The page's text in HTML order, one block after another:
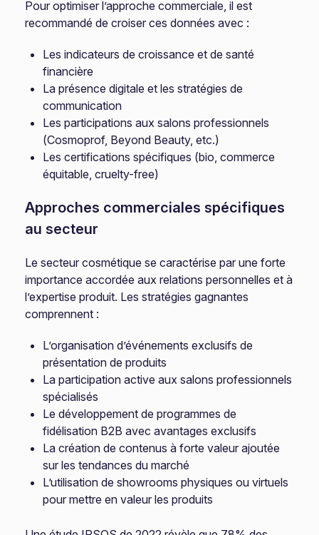
Pour optimiser l’approche commerciale, il est
recommandé de croiser ces données avec :
Les indicateurs de croissance et de santé
financière
La présence digitale et les stratégies de
communication
Les participations aux salons professionnels
(Cosmoprof, Beyond Beauty, etc.)
Les certifications spécifiques (bio, commerce
équitable, cruelty-free)
Approches commerciales spécifiques
au secteur
Le secteur cosmétique se caractérise par une forte
importance accordée aux relations personnelles et à
l’expertise produit. Les stratégies gagnantes
comprennent :
L’organisation d’événements exclusifs de
présentation de produits
La participation active aux salons professionnels
spécialisés
Le développement de programmes de
fidélisation B2B avec avantages exclusifs
La création de contenus à forte valeur ajoutée
sur les tendances du marché
L’utilisation de showrooms physiques ou virtuels
pour mettre en valeur les produits